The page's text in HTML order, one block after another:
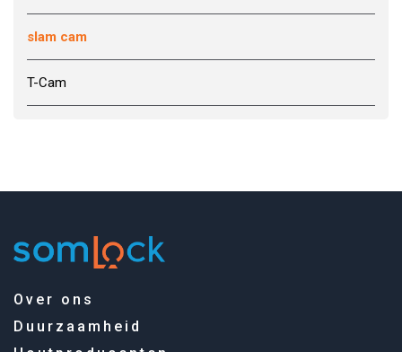
slam cam
T-Cam
Over ons
Duurzaamheid